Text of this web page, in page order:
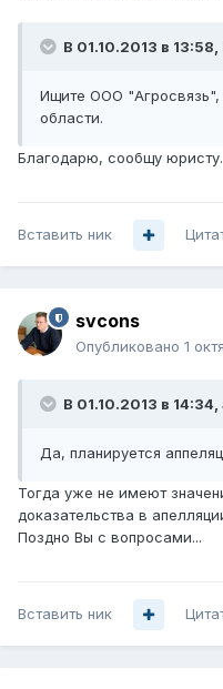
В 01.10.2013 в
Ищите ООО "Агросвязь",
области.
Благодарю, сообщу юристу.
Вставить ник
svcons
Опубликовано 1
В 01.10.2013 в
Да, планируется
Тогда уже не имеют
доказательства в
Поздно Вы с вопросами...
Вставить ник